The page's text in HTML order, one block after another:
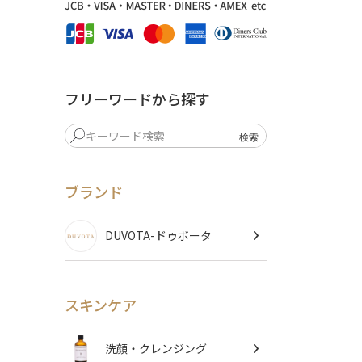
フリーワードから探す
ブランド
DUVOTA-ドゥボータ
スキンケア
洗顔・クレンジング